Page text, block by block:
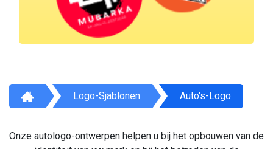
Logo-Sjablonen Auto's-Logo
Onze autologo-ontwerpen helpen u bij het opbouwen van de